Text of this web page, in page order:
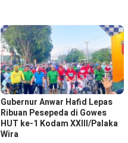
Gubernur Anwar Hafid Lepas
Ribuan Pesepeda di Gowes
HUT ke-1 Kodam XXIII/Palaka
Wira